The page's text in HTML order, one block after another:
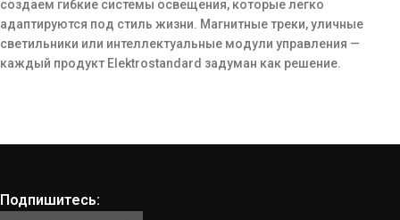
создаем гибкие системы освещения, которые легко
адаптируются под стиль жизни. Магнитные треки, уличные
светильники или интеллектуальные модули управления —
каждый продукт Elektrostandard задуман как решение.
Подпишитесь: